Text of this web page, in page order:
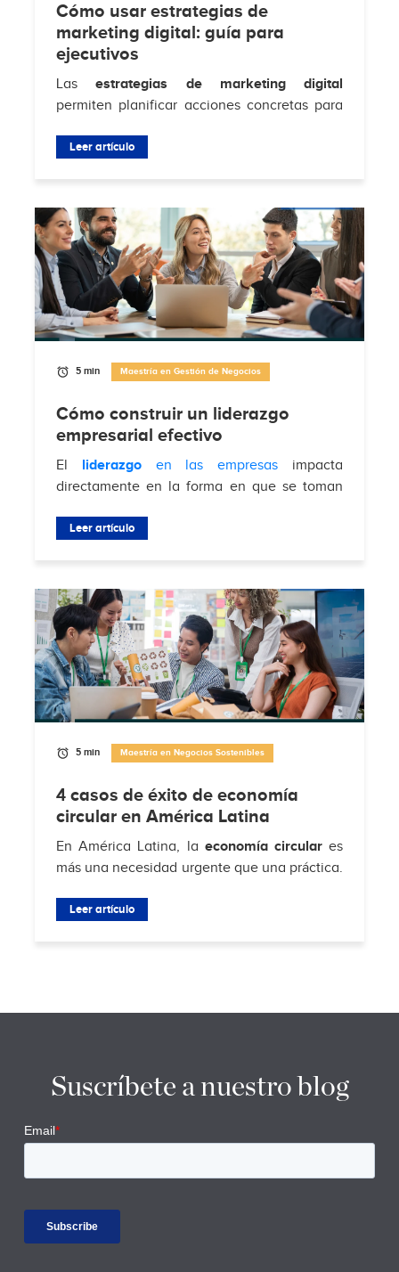
Cómo usar estrategias de
marketing digital: guía para
ejecutivos
Lasestrategias de marketing digital
permiten planificar acciones concretas para
fortalecer la relación con la audiencia en...
Leer artículo
5 min Maestría en Gestión de Negocios
Cómo construir un liderazgo
empresarial efectivo
El liderazgoen las empresas impacta
directamente en la forma en que se toman
enfrentan desafíos del mercado. Según
Leer artículo
5 min Maestría en Negocios Sostenibles
4 casos de éxito de economía
circular en América Latina
En América Latina, la economía circulares
más una necesidad urgente que una práctica.
Residuos Sólidos Municipales
Leer artículo
Suscríbete a nuestro blog